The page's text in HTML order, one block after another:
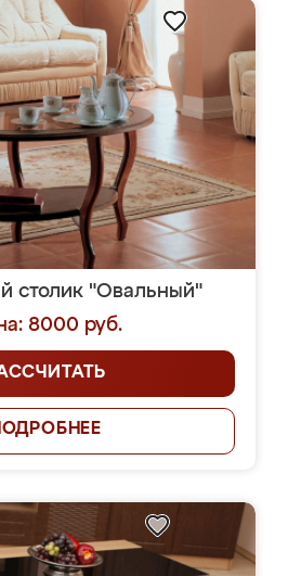
столик "Овальный"
8000 руб.